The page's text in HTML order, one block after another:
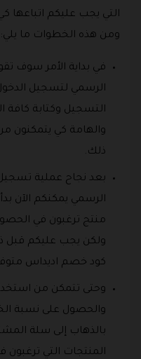
التي يجب عليكم اتباعها
ومن هذه الخطوات ما يلي:
في بداية الأمر سوف
الرسمي لتسجيل
التسجيل وكتابة كافة
والهامة كي يتمكنون
ذلك.
بعد نجاح عملية
الرسمي يمكنكم الآن
منتج ترغبون في
ولكن يجب عليكم قبل
كود خصم اديداس
وحتى تتمكن من
والحصول على نسبة
بالذهاب إلى سلة
المنتجات التي ترغبون